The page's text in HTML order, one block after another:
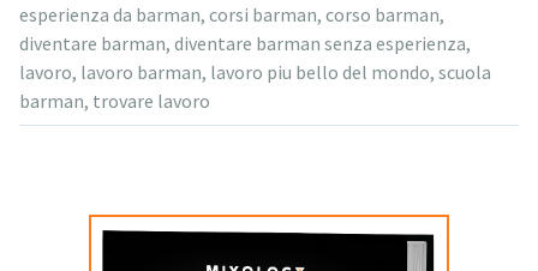
esperienza da barman, corsi barman, corso barman,
diventare barman, diventare barman senza esperienza,
lavoro, lavoro barman, lavoro piu bello del mondo, scuola
barman, trovare lavoro